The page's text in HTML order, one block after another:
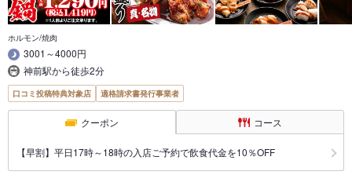
ホルモン/焼肉
3001～4000円
神前駅から徒歩2分
口コミ投稿特典対象店 適格請求書発行事業者
クーポン コース
【早割】平日17時～18時の入店ご予約で飲食代金を10％OFF